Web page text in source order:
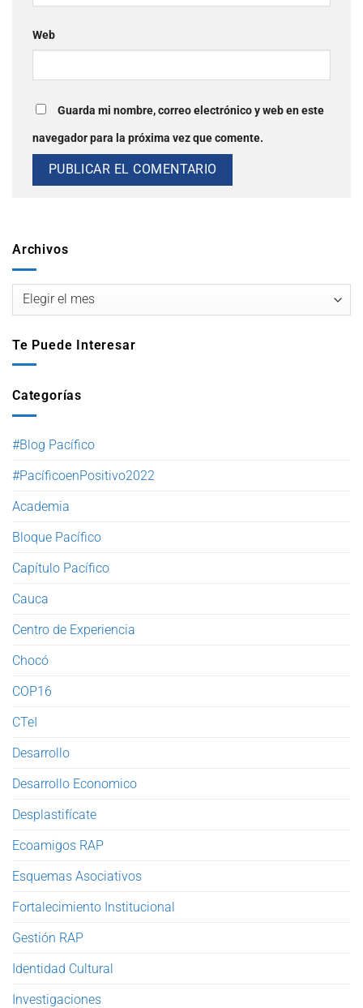
Archivos
Te Puede Interesar
Categorías
#Blog Pacífico
#PacíficoenPositivo2022
Academia
Bloque Pacífico
Capítulo Pacífico
Cauca
Centro de Experiencia
Chocó
COP16
CTeI
Desarrollo
Desarrollo Economico
Desplastifícate
Ecoamigos RAP
Esquemas Asociativos
Fortalecimiento Institucional
Gestión RAP
Identidad Cultural
Investigaciones
Web
Guarda mi nombre, correo electrónico y web en este
navegador para la próxima vez que comente.